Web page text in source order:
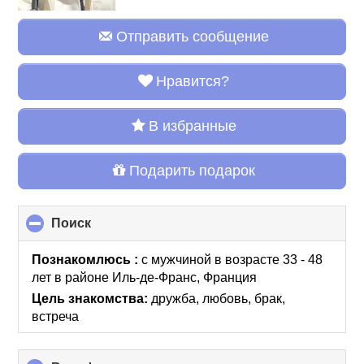
Отправить сообщение
Нравится?
В избранные
Подарить подарок
Поиск
to
collapse
contents
Познакомлюсь :с мужчиной в возрасте 33 - 48
лет в районе Иль-де-Франс, Франция
Цель знакомства: дружба, любовь, брак,
встреча